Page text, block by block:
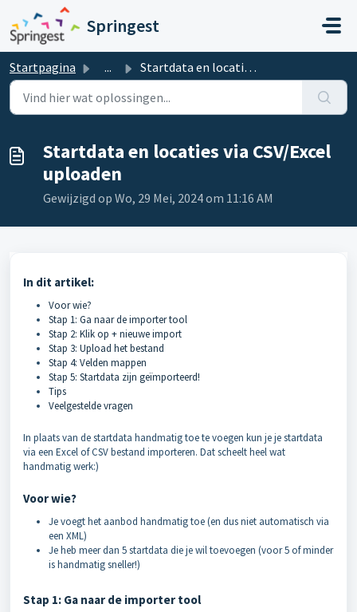
Doorgaan naar hoofdinhoud
Springest
Startpagina ... Startdata en locaties via CSV/Excel uploaden
Startdata en locaties via CSV/Excel
uploaden
Gewijzigd op Wo, 29 Mei, 2024 om 11:16 AM
In dit artikel:
Voor wie?
Stap 1: Ga naar de importer tool
Stap 2: Klik op + nieuwe import
Stap 3: Upload het bestand
Stap 4: Velden mappen
Stap 5: Startdata zijn geïmporteerd!
Tips
Veelgestelde vragen
In plaats van de startdata handmatig toe te voegen kun je je startdata
via een Excel of CSV bestand importeren. Dat scheelt heel wat
handmatig werk:)
Voor wie?
Je voegt het aanbod handmatig toe (en dus niet automatisch via
een XML)
Je heb meer dan 5 startdata die je wil toevoegen (voor 5 of minder
is handmatig sneller!)
Stap 1: Ga naar de importer tool